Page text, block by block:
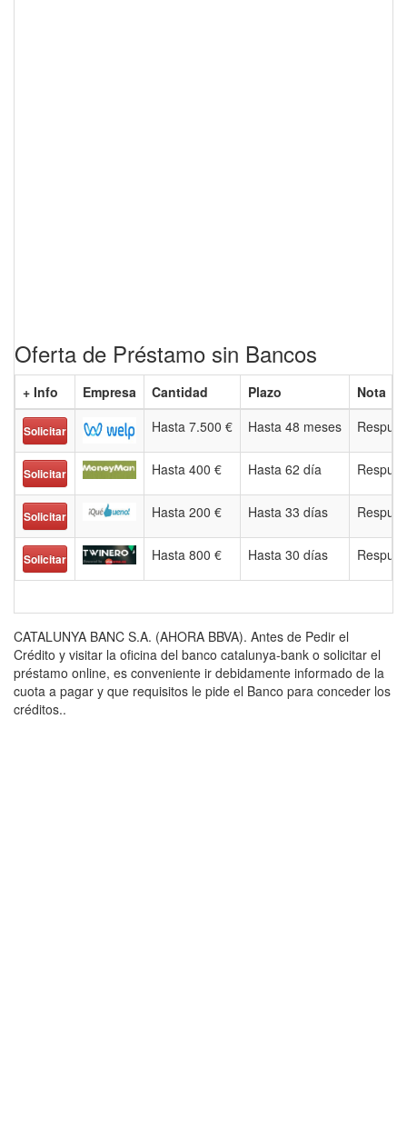
Oferta de Préstamo sin Bancos
+ Info Empresa Cantidad Plazo Nota
Solicitar Hasta 7.500 € Hasta 48 meses
Solicitar Hasta 400 € Hasta 62 día
Solicitar Hasta 200 € Hasta 33 días
Solicitar Hasta 800 € Hasta 30 días
CATALUNYA BANC S.A. (AHORA BBVA). Antes de Pedir el
Crédito y visitar la oficina del banco catalunya-bank o solicitar el
préstamo online, es conveniente ir debidamente informado de la
cuota a pagar y que requisitos le pide el Banco para conceder los
créditos..